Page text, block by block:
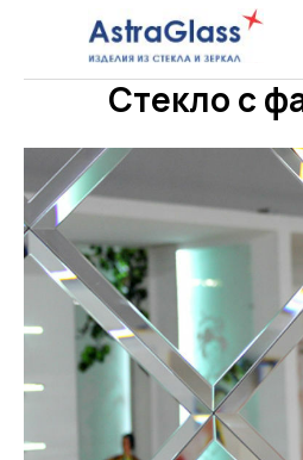
Наши услуги Фацет
Стекло с фацетом